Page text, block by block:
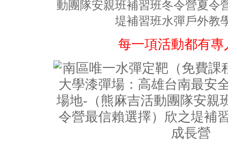
每一項活動都有專